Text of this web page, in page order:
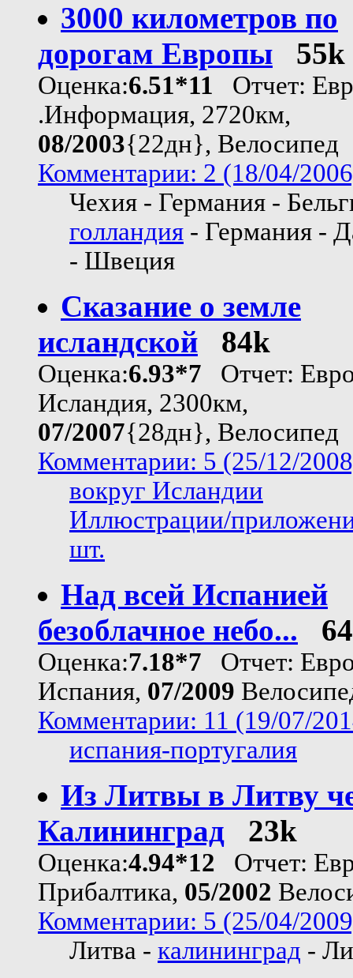
3000 километров по
дорогам Европы
55k
Оценка:6.51*11 Отчет:
.Информация, 2720км,
08/2003{22дн}, Велосипед
Комментарии: 2 (18/04/
Чехия - Германия -
голландия - Германия -
- Швеция
Сказание о земле
исландской
84k
Оценка:6.93*7 Отчет:
Исландия, 2300км,
07/2007{28дн}, Велосипед
Комментарии: 5 (25/12/
вокруг Исландии
Иллюстрации/
шт.
Над всей Испанией
безоблачное небо...
Оценка:7.18*7 Отчет:
Испания, 07/2009
Комментарии: 11 (19/07/
испания-португалия
Из Литвы в Литву
Калининград
23k
Оценка:4.94*12 Отчет:
Прибалтика, 05/2002
Комментарии: 5 (25/04/
Литва - калининград -